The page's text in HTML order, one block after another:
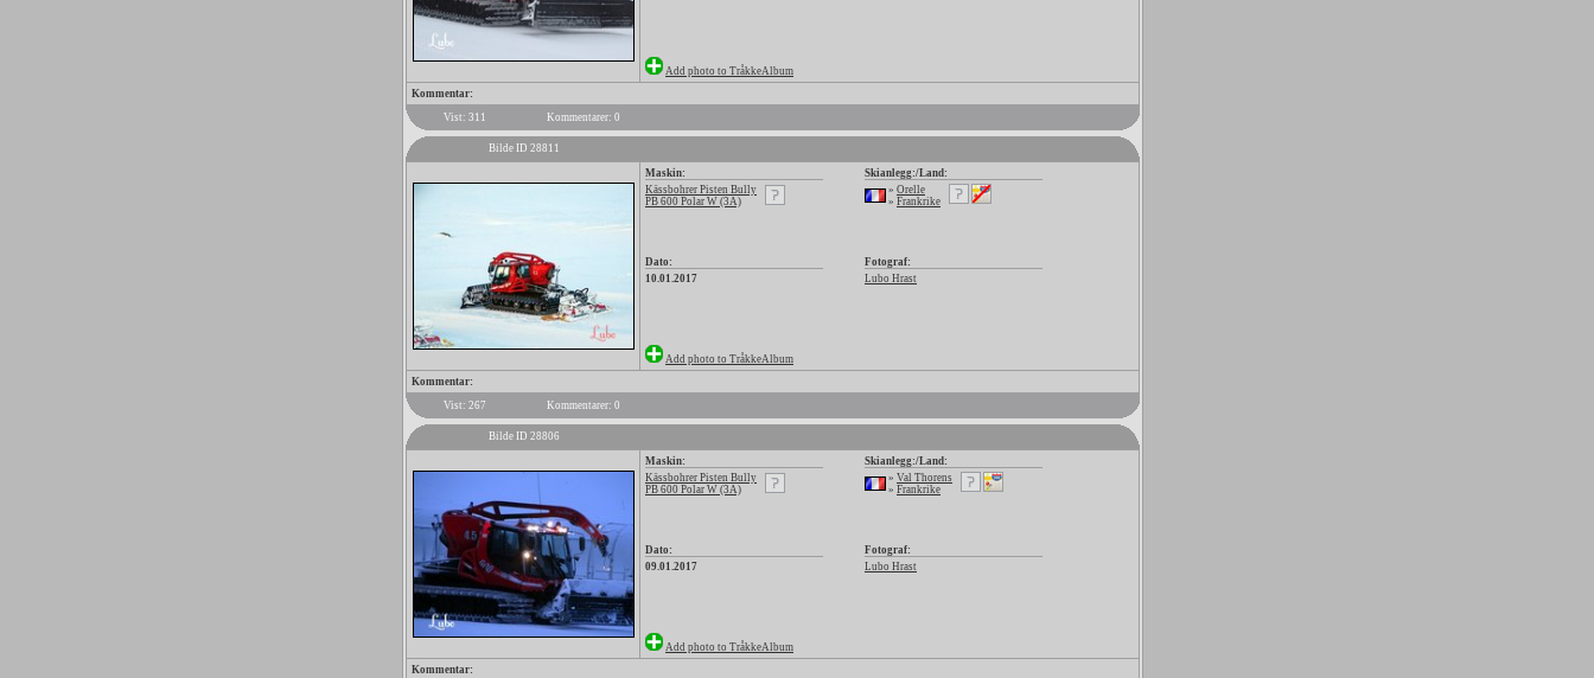
Add photo to TråkkeAlbum
Kommentar:
Vist: 311
Kommentarer: 0
Bilde ID 28811
Maskin:
Kässbohrer Pisten Bully
PB 600 Polar W (3A)
Skianlegg:/Land:
» Orelle
» Frankrike
Dato:
10.01.2017
Fotograf:
Lubo Hrast
Add photo to TråkkeAlbum
Kommentar:
Vist: 267
Kommentarer: 0
Bilde ID 28806
Maskin:
Kässbohrer Pisten Bully
PB 600 Polar W (3A)
Skianlegg:/Land:
» Val Thorens
» Frankrike
Dato:
09.01.2017
Fotograf:
Lubo Hrast
Add photo to TråkkeAlbum
Kommentar: